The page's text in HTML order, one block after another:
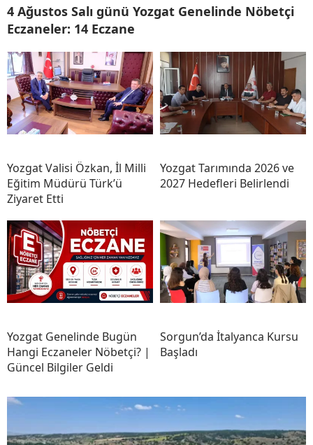
4 Ağustos Salı günü Yozgat Genelinde Nöbetçi
Eczaneler: 14 Eczane
Yozgat Valisi Özkan, İl Milli
Eğitim Müdürü Türk’ü
Ziyaret Etti
Yozgat Tarımında 2026 ve
2027 Hedefleri Belirlendi
Yozgat Genelinde Bugün
Hangi Eczaneler Nöbetçi? |
Güncel Bilgiler Geldi
Sorgun’da İtalyanca Kursu
Başladı